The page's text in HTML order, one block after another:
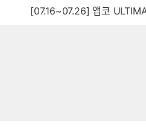
[07.16~07.26] 앱코 ULTIMATE GX850